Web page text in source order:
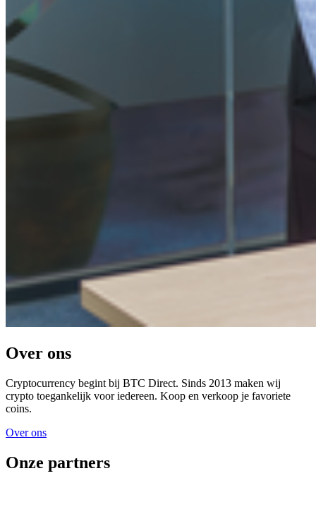
Over ons
Cryptocurrency begint bij BTC Direct. Sinds 2013 maken wij
crypto toegankelijk voor iedereen. Koop en verkoop je favoriete
coins.
Over ons
Onze partners